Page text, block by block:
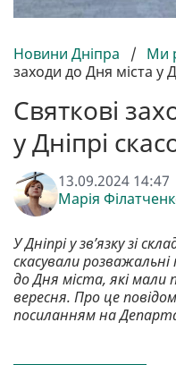
Новини Дніпра / Ми
заходи до Дня міста у
Святкові
у Дніпрі
13.09.2024 14:47
Марія
У Дніпрі у зв’язку зі
скасували
до Дня міста, які мали
вересня. Про це
посиланням на